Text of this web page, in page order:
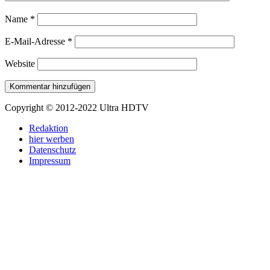
Name *
E-Mail-Adresse *
Website
Copyright © 2012-2022 Ultra HDTV
Redaktion
hier werben
Datenschutz
Impressum